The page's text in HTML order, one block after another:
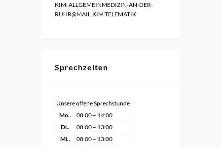
KIM: ALLGEMEINMEDIZIN-AN-DER-
RUHR@MAIL.KIM.TELEMATIK
Sprechzeiten
Unsere offene Sprechstunde
Mo..
08:00 – 14:00
Di..
08:00 – 13:00
Mi..
08:00 – 13:00